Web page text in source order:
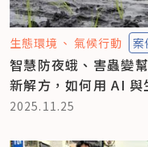
生態環境 氣候行動 案
智慧防夜蛾、害蟲變
新解方，如何用 AI
2025.11.25